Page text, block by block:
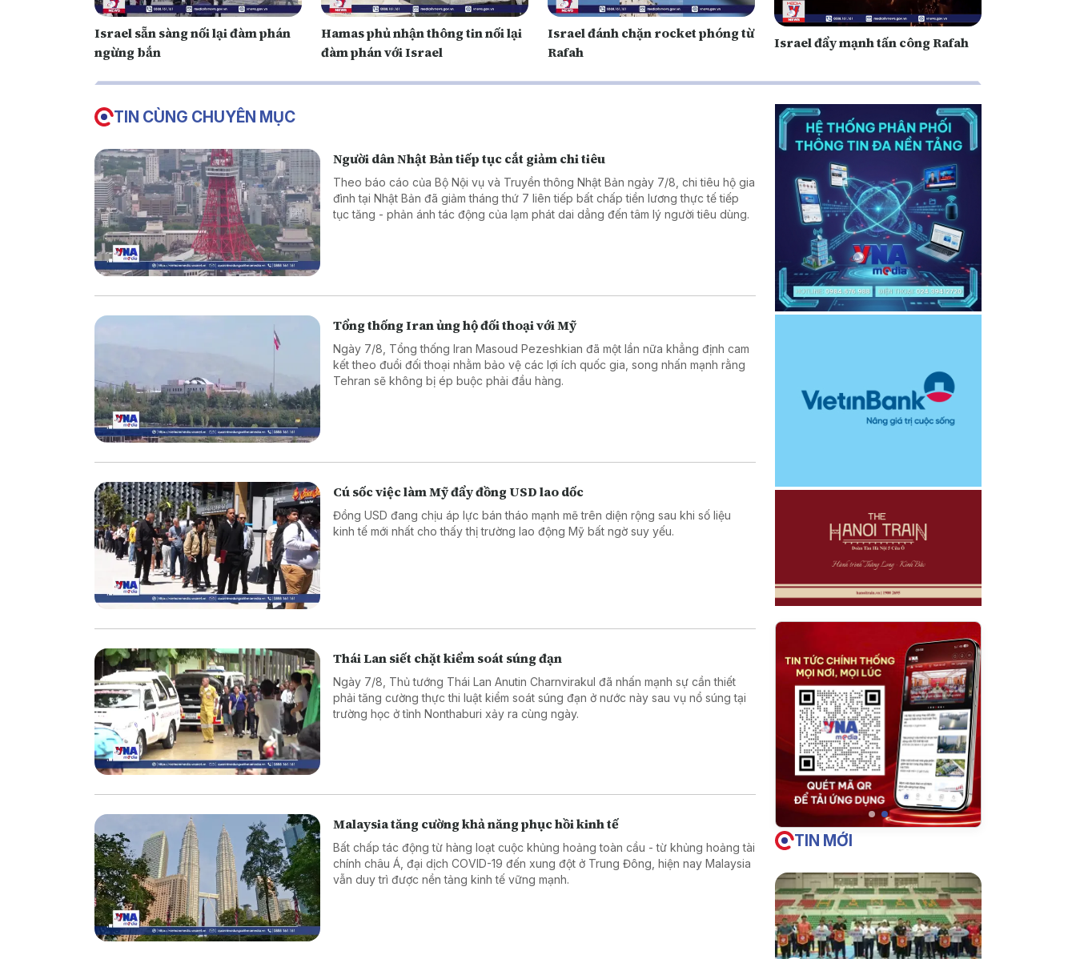
Israel sẵn sàng nối lại đàm phán
ngừng bắn
Hamas phủ nhận thông tin nối lại
đàm phán với Israel
Israel đánh chặn rocket phóng từ
Rafah
Israel đẩy mạnh tấn công Rafah
TIN CÙNG CHUYÊN MỤC
Người dân Nhật Bản tiếp tục cắt giảm chi tiêu
Theo báo cáo của Bộ Nội vụ và Truyền thông Nhật Bản ngày 7/8, chi tiêu hộ gia
đình tại Nhật Bản đã giảm tháng thứ 7 liên tiếp bất chấp tiền lương thực tế tiếp
tục tăng - phản ánh tác động của lạm phát dai dẳng đến tâm lý người tiêu dùng.
Tổng thống Iran ủng hộ đối thoại với Mỹ
Ngày 7/8, Tổng thống Iran Masoud Pezeshkian đã một lần nữa khẳng định cam
kết theo đuổi đối thoại nhằm bảo vệ các lợi ích quốc gia, song nhấn mạnh rằng
Tehran sẽ không bị ép buộc phải đầu hàng.
Cú sốc việc làm Mỹ đẩy đồng USD lao dốc
Đồng USD đang chịu áp lực bán tháo mạnh mẽ trên diện rộng sau khi số liệu
kinh tế mới nhất cho thấy thị trường lao động Mỹ bất ngờ suy yếu.
Thái Lan siết chặt kiểm soát súng đạn
Ngày 7/8, Thủ tướng Thái Lan Anutin Charnvirakul đã nhấn mạnh sự cần thiết
phải tăng cường thực thi luật kiểm soát súng đạn ở nước này sau vụ nổ súng tại
trường học ở tỉnh Nonthaburi xảy ra cùng ngày.
Malaysia tăng cường khả năng phục hồi kinh tế
Bất chấp tác động từ hàng loạt cuộc khủng hoảng toàn cầu - từ khủng hoảng tài
chính châu Á, đại dịch COVID-19 đến xung đột ở Trung Đông, hiện nay Malaysia
vẫn duy trì được nền tảng kinh tế vững mạnh.
TIN MỚI